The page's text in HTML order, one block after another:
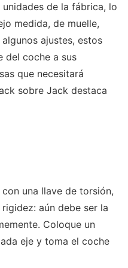
de la fábrica, lo
medida, de muelle,
ajustes, estos
del coche a sus
que necesitará
sobre Jack destaca
una llave de torsión,
aún debe ser la
Coloque un
eje y toma el coche